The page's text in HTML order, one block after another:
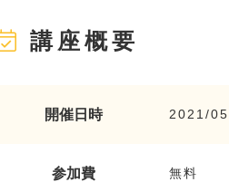
講座概要
開催日時 2021/
参加費 無料